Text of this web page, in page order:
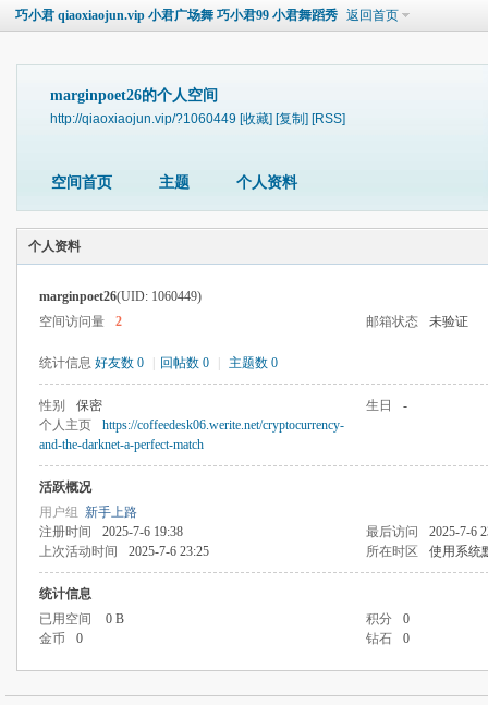
巧小君 qiaoxiaojun.vip 小君广场舞 巧小君99 小君舞蹈秀 返回首页
marginpoet26的个人空间
http://qiaoxiaojun.vip/?1060449 [收藏] [复制] [RSS]
空间首页 主题 个人资料
个人资料
marginpoet26(UID: 1060449)
空间访问量
2 邮箱状态 未验证
统计信息 好友数 0 回帖数 0 主题数 0
性别 保密 生日
-
个人主页
https://coffeedesk06.werite.net/cryptocurrency-
and-the-darknet-a-perfect-match
活跃概况
用户组 新手上路
注册时间
2025-7-6 19:38 最后访问
2025-7-6
上次活动时间
2025-7-6 23:25 所在时区 使用系统
统计信息
已用空间
0 B 积分
0
金币
0 钻石 0